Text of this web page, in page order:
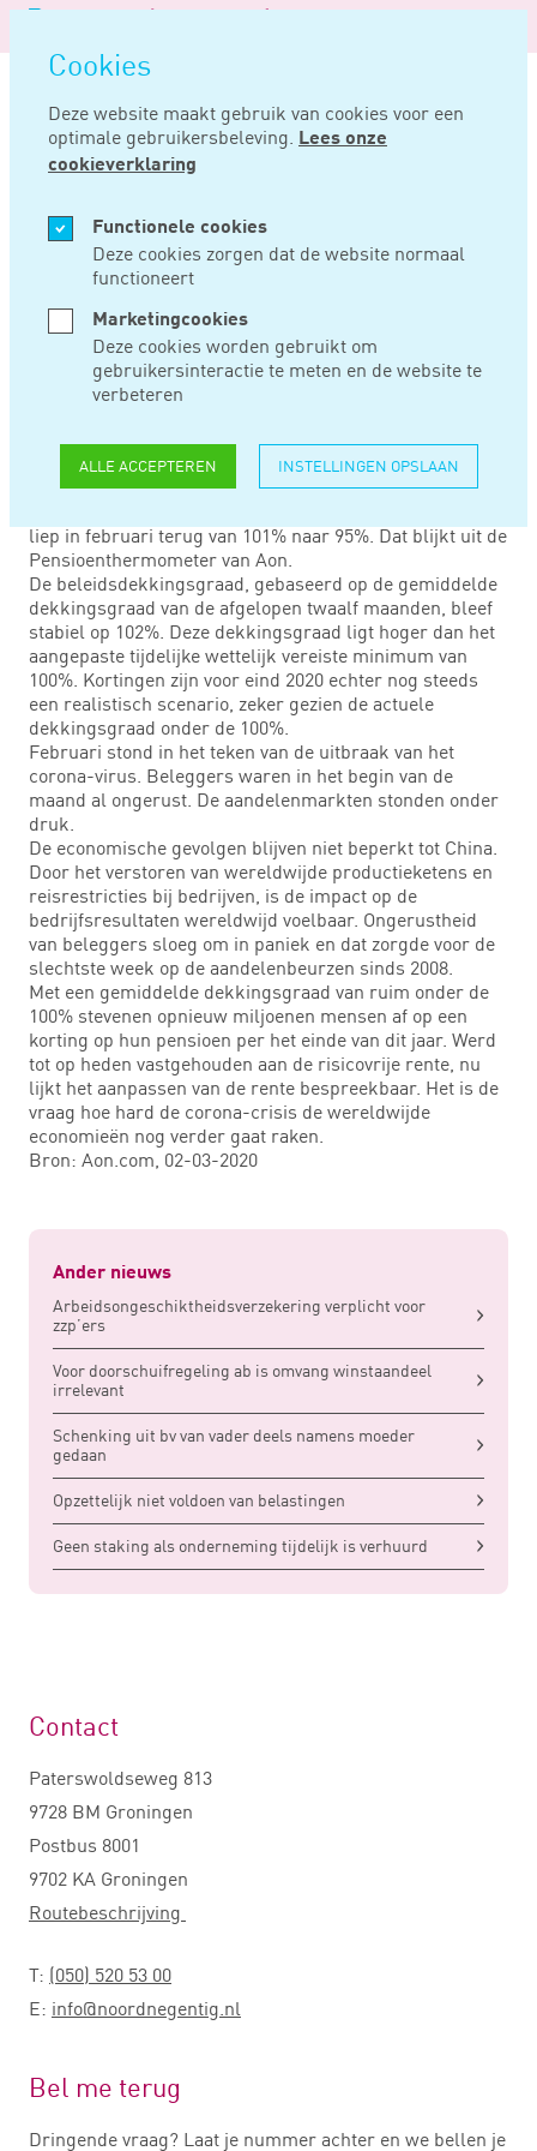
overslaan
Cookies
Deze website maakt gebruik van cookies voor een
optimale gebruikersbeleving. Lees onze
cookieverklaring
Functionele cookies
Deze cookies zorgen dat de website normaal
functioneert
Marketingcookies
Deze cookies worden gebruikt om
gebruikersinteractie te meten en de website te
verbeteren
ALLE ACCEPTEREN INSTELLINGEN OPSLAAN
Logo
Noord
Negentig
Home Nieuws Coronavirus raakt ook pensioenfondsen
MRT 11, 2020
CORONAVIRUS
RAAKT OOK
PENSIOENFONDSEN
Het coronavirus heeft ook gevolgen voor de gemiddelde
liep in februari terug van 101% naar 95%. Dat blijkt uit de
Pensioenthermometer van Aon.
De beleidsdekkingsgraad, gebaseerd op de gemiddelde
dekkingsgraad van de afgelopen twaalf maanden, bleef
stabiel op 102%. Deze dekkingsgraad ligt hoger dan het
aangepaste tijdelijke wettelijk vereiste minimum van
100%. Kortingen zijn voor eind 2020 echter nog steeds
een realistisch scenario, zeker gezien de actuele
dekkingsgraad onder de 100%.
Februari stond in het teken van de uitbraak van het
corona-virus. Beleggers waren in het begin van de
maand al ongerust. De aandelenmarkten stonden onder
druk.
De economische gevolgen blijven niet beperkt tot China.
Door het verstoren van wereldwijde productieketens en
reisrestricties bij bedrijven, is de impact op de
bedrijfsresultaten wereldwijd voelbaar. Ongerustheid
van beleggers sloeg om in paniek en dat zorgde voor de
slechtste week op de aandelenbeurzen sinds 2008.
Met een gemiddelde dekkingsgraad van ruim onder de
100% stevenen opnieuw miljoenen mensen af op een
korting op hun pensioen per het einde van dit jaar. Werd
tot op heden vastgehouden aan de risicovrije rente, nu
lijkt het aanpassen van de rente bespreekbaar. Het is de
vraag hoe hard de corona-crisis de wereldwijde
economieën nog verder gaat raken.
Bron: Aon.com, 02-03-2020
Ander nieuws
Arbeidsongeschiktheidsverzekering verplicht voor
zzp’ers
Voor doorschuifregeling ab is omvang winstaandeel
irrelevant
Schenking uit bv van vader deels namens moeder
gedaan
Opzettelijk niet voldoen van belastingen
Geen staking als onderneming tijdelijk is verhuurd
Contact
Paterswoldseweg 813
9728 BM Groningen
Postbus 8001
9702 KA Groningen
Routebeschrijving
T: (050) 520 53 00
E: info@noordnegentig.nl
Bel me terug
Dringende vraag? Laat je nummer achter en we bellen je